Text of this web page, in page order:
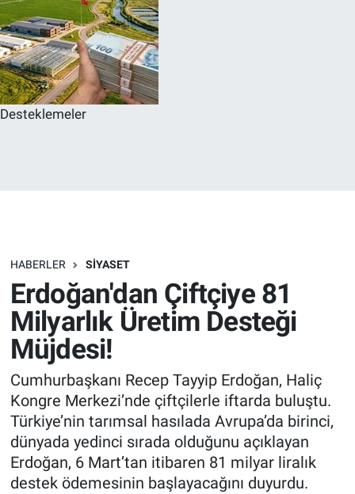
Desteklemeler
HABERLER SIYASET
Erdoğan'dan Çiftçiye 81
Milyarlık Üretim Desteği
Müjdesi!
Cumhurbaşkanı Recep Tayyip Erdoğan, Haliç
Kongre Merkezi’nde çiftçilerle iftarda buluştu.
Türkiye’nin tarımsal hasılada Avrupa’da birinci,
dünyada yedinci sırada olduğunu açıklayan
Erdoğan, 6 Mart’tan itibaren 81 milyar liralık
destek ödemesinin başlayacağını duyurdu.